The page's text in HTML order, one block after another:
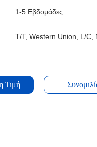
1-5 Εβδομάδες
T/T, Western Union, L/C,
Τιμή